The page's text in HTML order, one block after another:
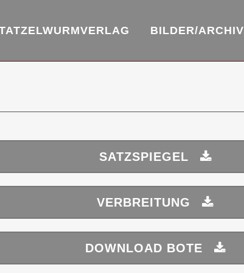
BILDER/ARCHIV
SATZSPIEGEL
VERBREITUNG
DOWNLOAD BOTE